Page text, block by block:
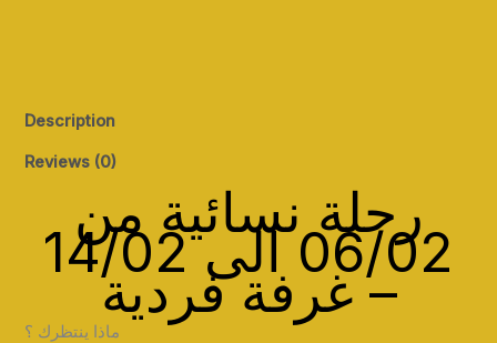
Description
Reviews (0)
رحلة نسائية من
06/02 الى 14/02
– غرفة فردية
ماذا ينتظرك ؟